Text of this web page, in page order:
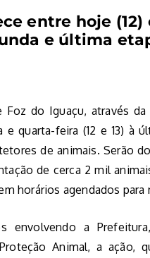
entre hoje (12)
e última
Foz do Iguaçu, através
quarta-feira (12 e 13) à
de animais. Serão
de cerca 2 mil
horários agendados
envolvendo a
Animal, a ação,